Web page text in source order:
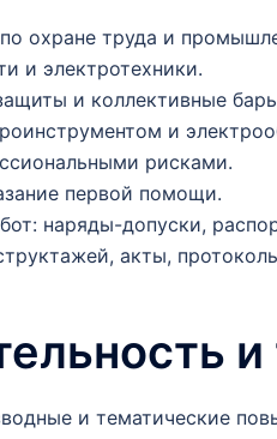
охране труда и
и электротехники.
и коллективные
и
рисками.
первой помощи.
наряды-допуски,
акты,
и
и тематические